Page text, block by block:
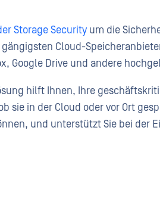
Storage Securityum die
Cloud-Speicheranbieter
Google Drive und andere
hilft Ihnen, Ihre
sie in der Cloud oder vor Ort
und unterstützt Sie bei der